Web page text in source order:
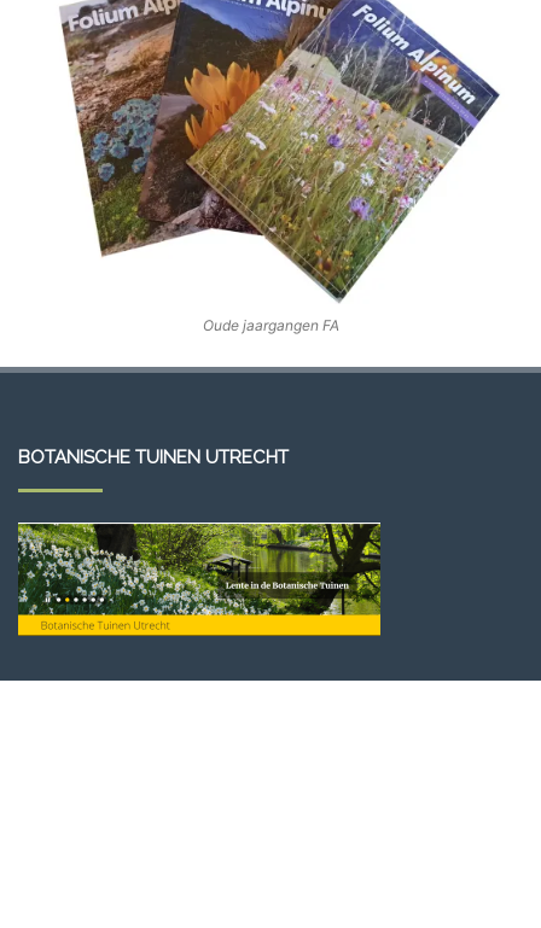
Oude jaargangen FA
BOTANISCHE TUINEN UTRECHT